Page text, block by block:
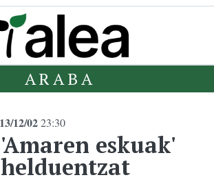
ARABA
12/0223:30
eskuak'